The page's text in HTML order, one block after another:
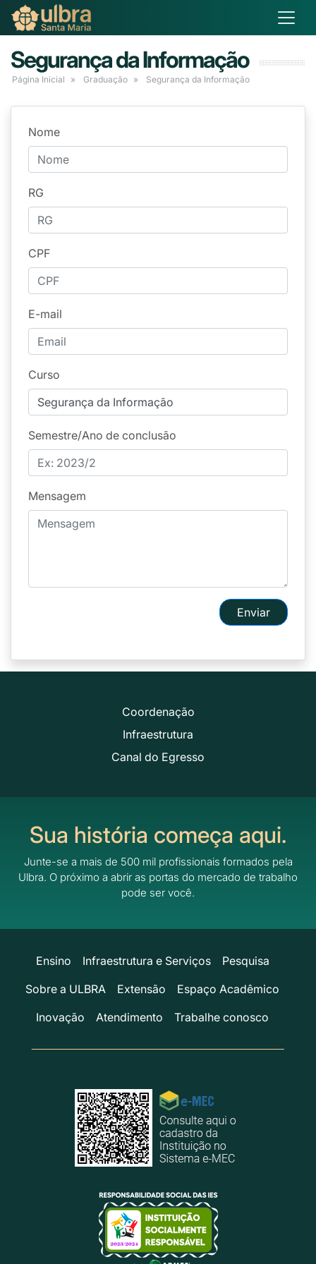
Segurança da Informação
Página Inicial Graduação Segurança da Informação
Nome
RG
CPF
E-mail
Curso
Semestre/Ano de conclusão
Mensagem
Enviar
Coordenação
Infraestrutura
Canal do Egresso
Sua história começa aqui.
Junte-se a mais de 500 mil profissionais formados pela
Ulbra. O próximo a abrir as portas do mercado de trabalho
pode ser você.
Ensino Infraestrutura e Serviços
Pesquisa
Sobre a ULBRA
Extensão
Espaço Acadêmico
Inovação
Atendimento Trabalhe conosco